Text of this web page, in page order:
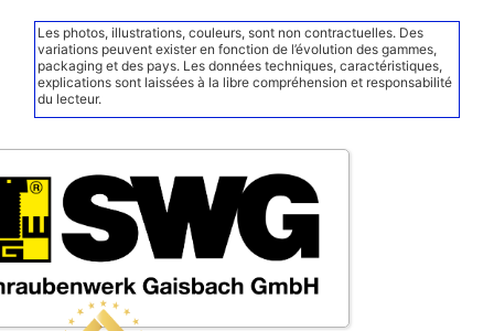
Les photos, illustrations, couleurs, sont non contractuelles. Des
variations peuvent exister en fonction de l’évolution des gammes,
packaging et des pays. Les données techniques, caractéristiques,
explications sont laissées à la libre compréhension et responsabilité
du lecteur.